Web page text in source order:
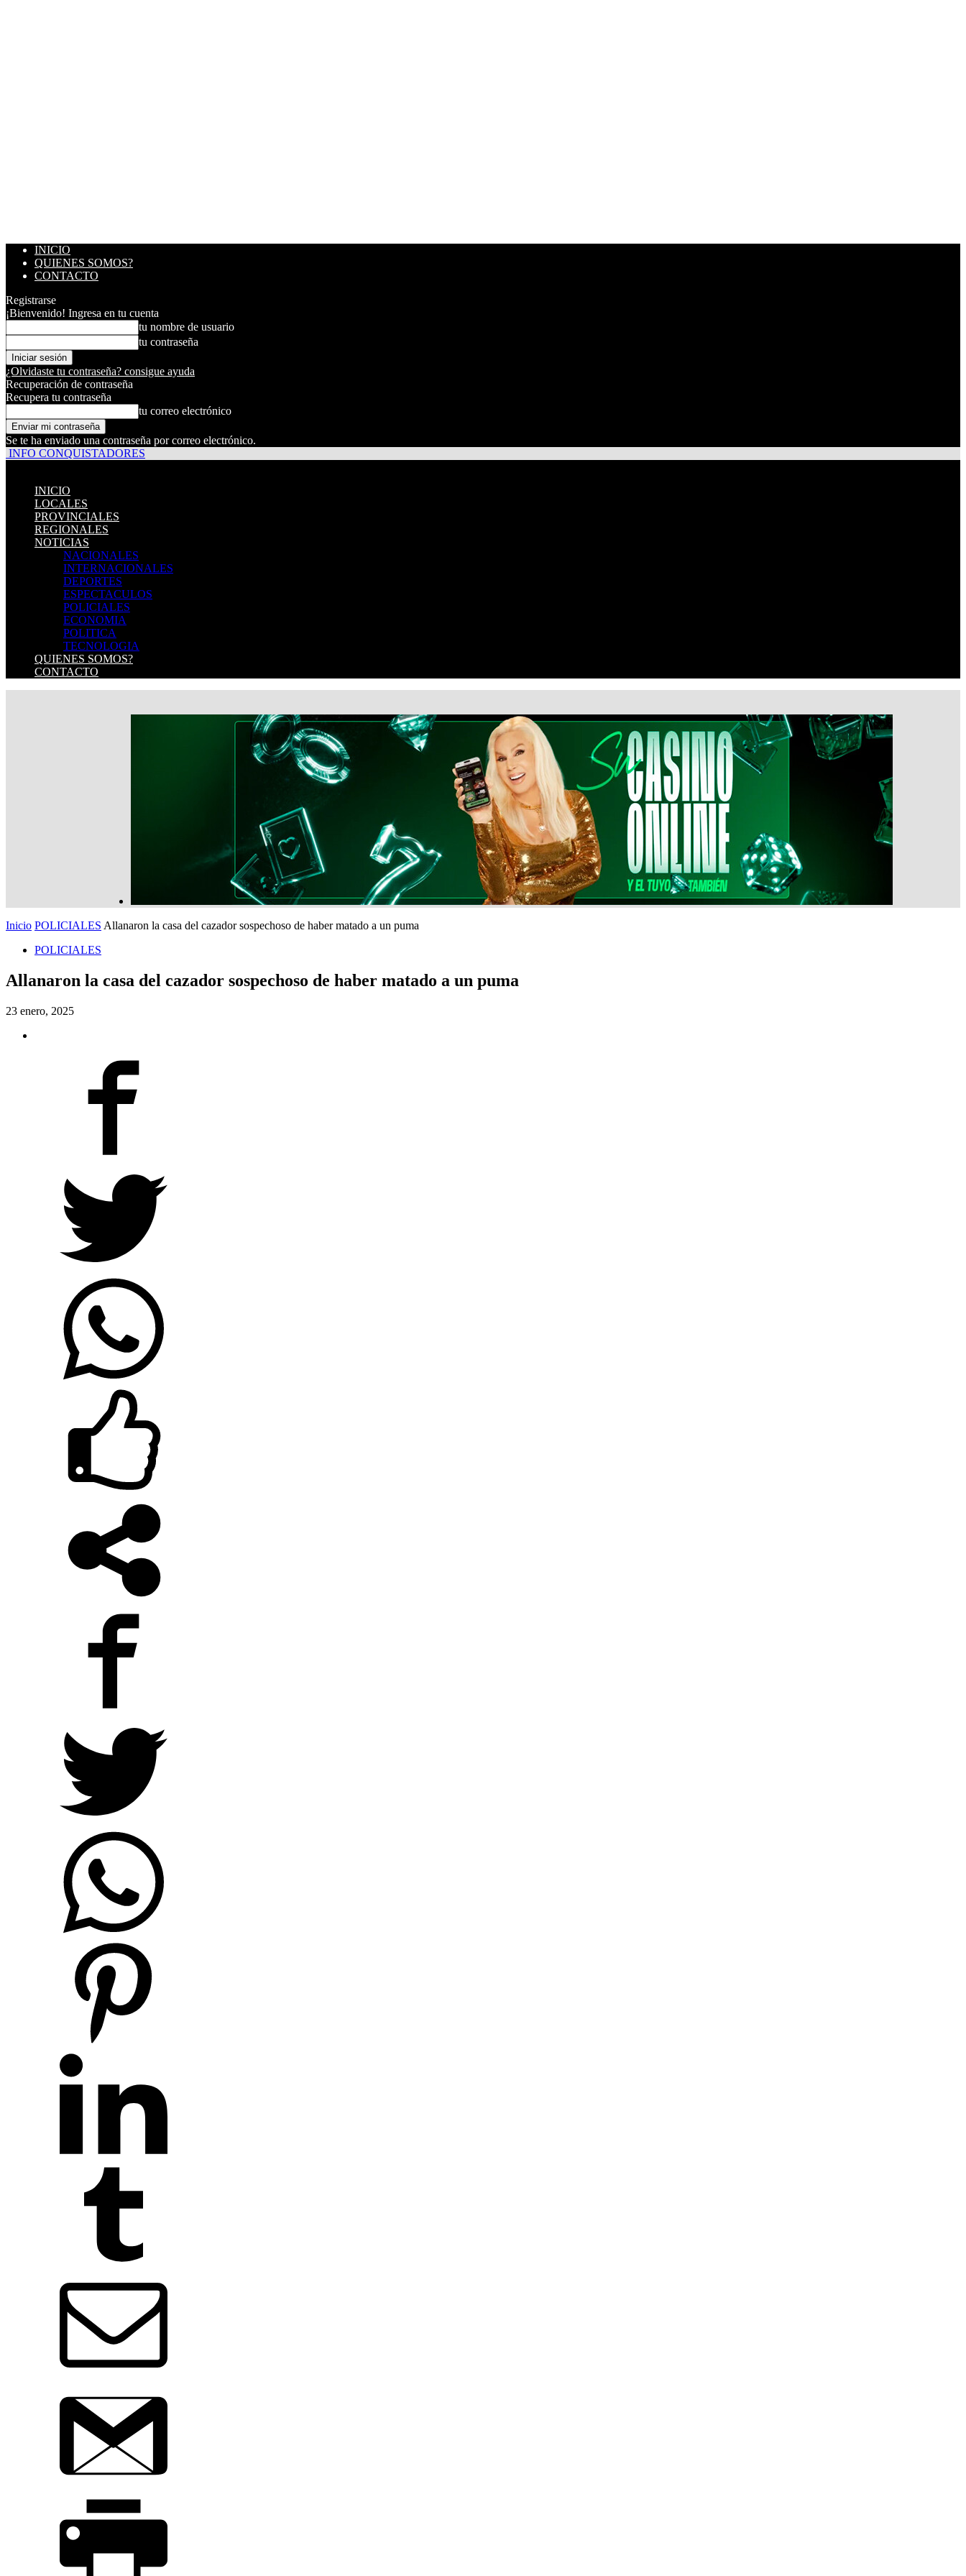
INICIO
QUIENES SOMOS?
CONTACTO
Registrarse
¡Bienvenido! Ingresa en tu cuenta
tu nombre de usuario
tu contraseña
¿Olvidaste tu contraseña? consigue ayuda
Recuperación de contraseña
Recupera tu contraseña
tu correo electrónico
Se te ha enviado una contraseña por correo electrónico.
INFO CONQUISTADORES
INICIO
LOCALES
PROVINCIALES
REGIONALES
NOTICIAS
NACIONALES
INTERNACIONALES
DEPORTES
ESPECTACULOS
POLICIALES
ECONOMIA
POLITICA
TECNOLOGIA
QUIENES SOMOS?
CONTACTO
Inicio POLICIALES Allanaron la casa del cazador sospechoso de haber matado a un puma
POLICIALES
Allanaron la casa del cazador sospechoso de haber matado a un puma
23 enero, 2025